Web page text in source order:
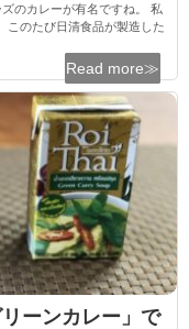
のカレーが有名ですね。 私
このたび日清食品が製造した
Read more≫
ーンカレー」で